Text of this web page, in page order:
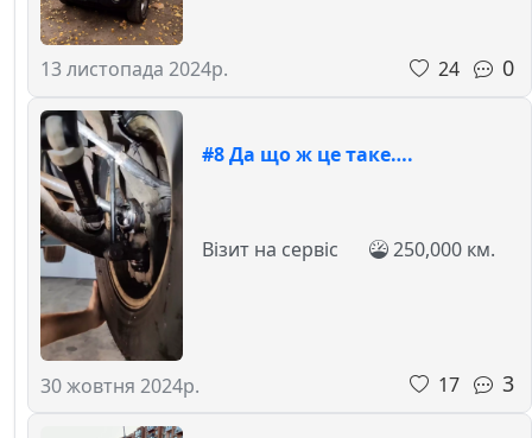
13 листопада 2024р. 24 0
#8 Да що ж це таке….
30 жовтня 2024р.
Візит на сервіс 250,000 км.
17 3